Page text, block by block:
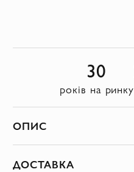
30
років на ринку
ОПИС
ДОСТАВКА